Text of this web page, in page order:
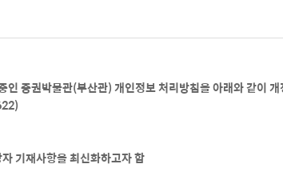
증권박물관(부산관) 개인정보 처리방침을 아래와 같이
기재사항을 최신화하고자 함